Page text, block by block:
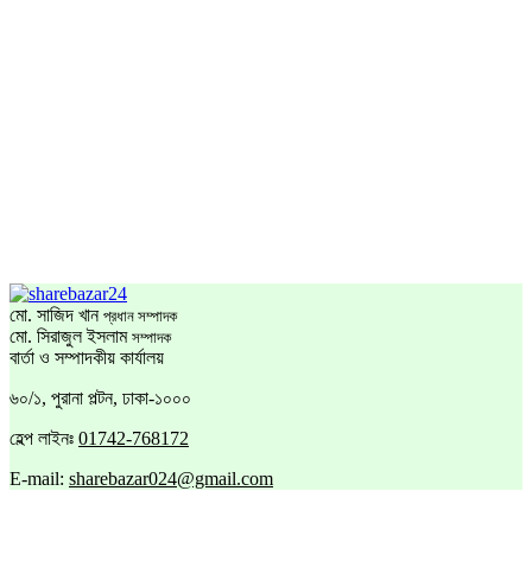
মো. সাজিদ খান প্রধান সম্পাদক
মো. সিরাজুল ইসলাম সম্পাদক
বার্তা ও সম্পাদকীয় কার্যালয়
৬০/১, পুরানা পল্টন, ঢাকা-১০০০
হেল্প লাইনঃ 01742-768172
E-mail: sharebazar024@gmail.com